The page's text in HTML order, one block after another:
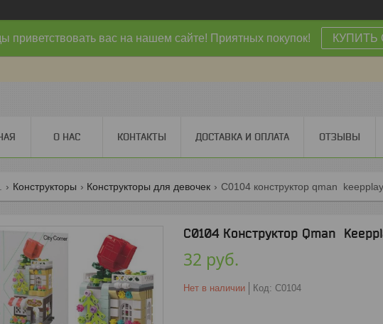
приветствовать вас на нашем сайте! Приятных покупок! КУПИТЬ
О НАС КОНТАКТЫ ДОСТАВКА И ОПЛАТА ОТЗЫВЫ
Конструкторы Конструкторы для девочек C0104 конструктор qman
C0104 Конструктор Qman
32 руб.
Нет в наличии Код: C0104